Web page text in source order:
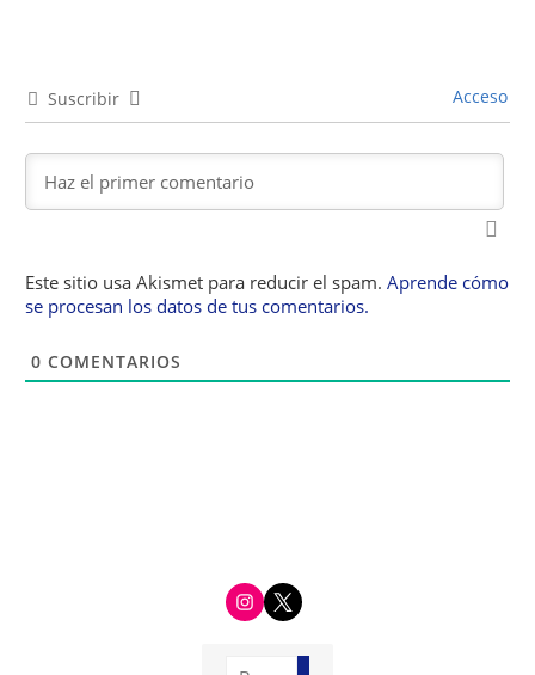
Suscribir Acceso
Este sitio usa Akismet para reducir el spam. Aprende cómo
se procesan los datos de tus comentarios.
0 COMENTARIOS
i
n
s
t
w
i